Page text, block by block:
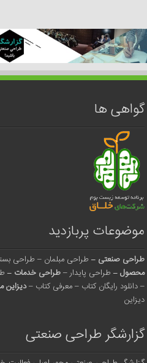
گواهی ها
موضوعات پربازدید
طراحی صنعتی – طراحی مبلمان – طراحی
محصول– طراحی پایدار–طراحی خدمات –
–دانلود رایگان کتاب –معرفی کتاب –دیزاین
دیزاین
گزارشگر طراحی صنعتی